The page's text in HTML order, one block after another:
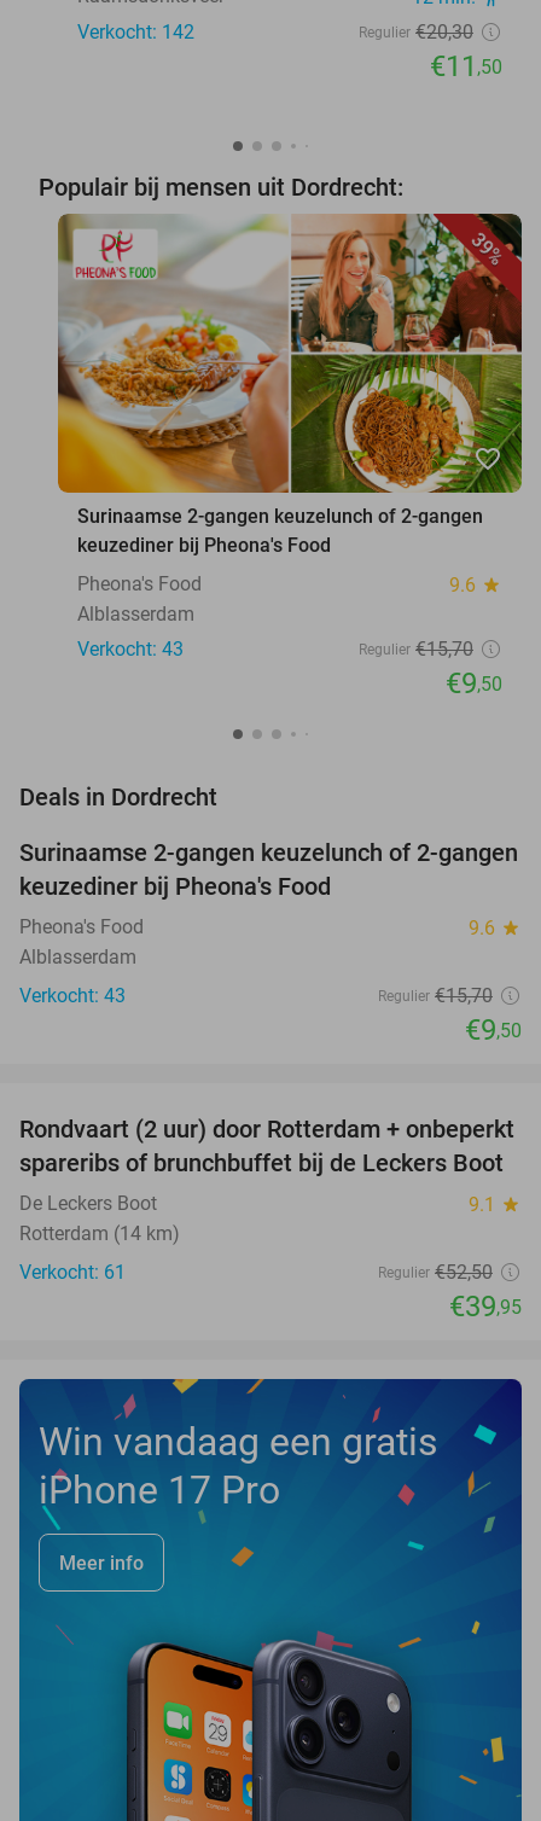
Verkocht: 142 Regulier €20,30
€11 ,50
Populair bij mensen uit Dordrecht:
39%
favorite_border
Surinaamse 2-gangen keuzelunch of 2-gangen
keuzediner bij Pheona's Food
Pheona's Food
9.6 star
Alblasserdam
Verkocht: 43
Regulier €15,70
€9,50
Deals in Dordrecht
39%
Surinaamse 2-gangen keuzelunch of 2-gangen
keuzediner bij Pheona's Food
Pheona's Food 9.6 star
Alblasserdam
Verkocht: 43
Regulier €15,70
€9,50
24%
Rondvaart (2 uur) door Rotterdam + onbeperkt
spareribs of brunchbuffet bij de Leckers Boot
De Leckers Boot 9.1 star
Rotterdam (14 km)
Verkocht: 61
Regulier €52,50
€39,95
Win vandaag een gratis
iPhone 17 Pro
Meer info